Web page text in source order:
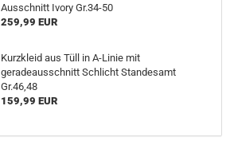
Ausschnitt Ivory Gr.34-50
259,99 EUR
Kurzkleid aus Tüll in A-Linie mit
geradeausschnitt Schlicht Standesamt
Gr.46,48
159,99 EUR